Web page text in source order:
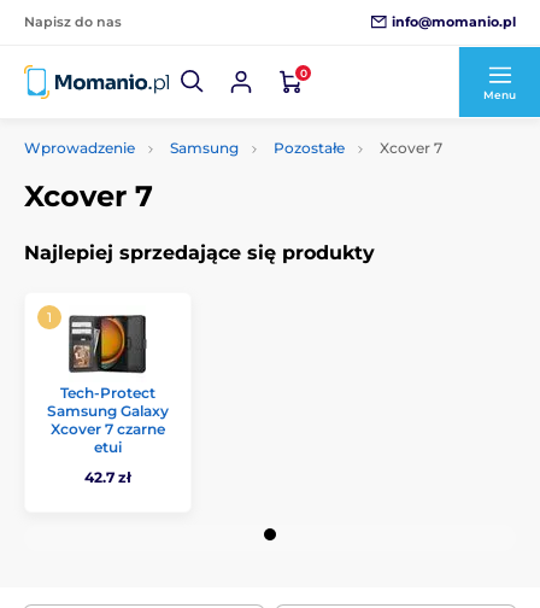
Napisz do nas info@momanio.pl
0
Menu
Wprowadzenie Samsung Pozostałe Xcover 7
Xcover 7
Najlepiej sprzedające się produkty
Tech-Protect
Samsung Galaxy
Xcover 7 czarne
etui
42.7 zł